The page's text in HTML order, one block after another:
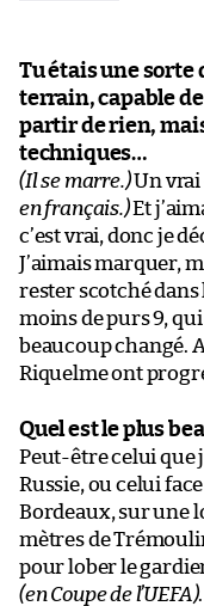
Tu étais une sorte
terrain, capable
partir de rien,
techniques…
(Il se marre.)Un vrai
en français.)Et
c’est vrai, donc je
J’aimais marquer,
rester scotché dans
moins de purs 9,
beaucoup changé.
Riquelme ont
Quel est le plus
Peut-être celui que
Russie, ou celui
Bordeaux, sur une
mètres de
pour lober le
(en Coupe de l’UEFA).